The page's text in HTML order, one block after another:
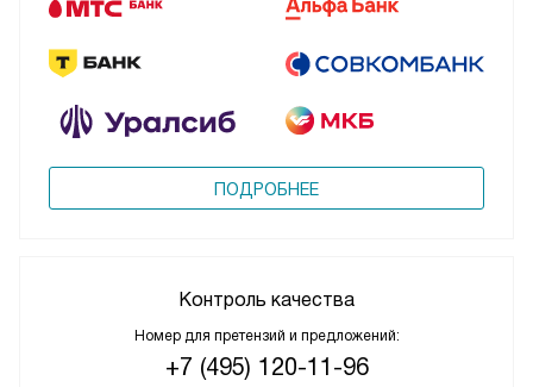
ПОДРОБНЕЕ
Контроль качества
Номер для претензий и предложений:
+7 (495) 120-11-96